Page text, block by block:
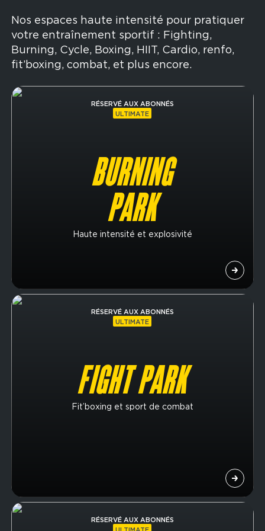
Nos espaces haute intensité pour pratiquer
votre entraînement sportif : Fighting,
Burning, Cycle, Boxing, HIIT, Cardio, renfo,
fit’boxing, combat, et plus encore.
RÉSERVÉ AUX ABONNÉS
ULTIMATE
BURNING
PARK
Haute intensité et explosivité
Image
RÉSERVÉ AUX ABONNÉS
ULTIMATE
FIGHT PARK
Fit’boxing et sport de combat
Image
RÉSERVÉ AUX ABONNÉS
Image